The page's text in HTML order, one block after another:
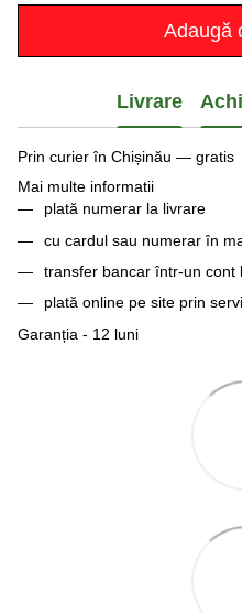
Adaugă
Livrare
Prin curier în Chișinău — gratis
Mai multe informatii
plată numerar la livrare
cu cardul sau numerar în
transfer bancar într-un cont
plată online pe site prin
Garanția - 12 luni